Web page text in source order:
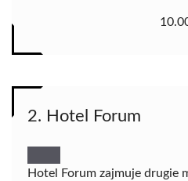
2. Hotel Forum
Hotel Forum zajmuje drugie